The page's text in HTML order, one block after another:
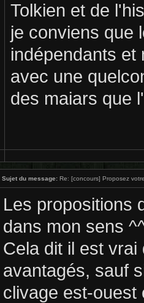
Tolkien et de
je conviens que
indépendants et
avec une
des maiars que
Sujet du message: Re: [concours] Proposez
Les propositions
dans mon sens
Cela dit il est
avantagés, sauf
clivage est-ouest